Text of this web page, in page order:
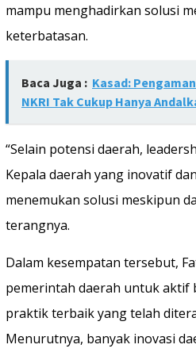
mampu menghadirkan solusi
keterbatasan.
Baca Juga : Kasad:
NKRI Tak Cukup Hanya
“Selain potensi daerah,
Kepala daerah yang inovatif
menemukan solusi meskipun
terangnya.
Dalam kesempatan tersebut,
pemerintah daerah untuk aktif
praktik terbaik yang telah
Menurutnya, banyak inovasi